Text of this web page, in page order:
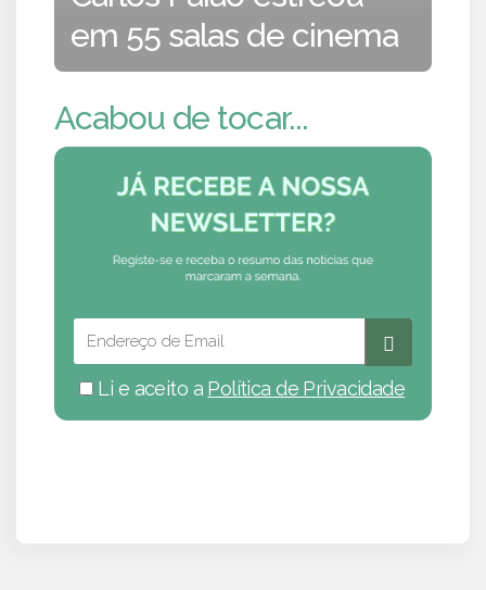
em 55 salas de cinema
Acabou de tocar...
Li e aceito a Política de Privacidade